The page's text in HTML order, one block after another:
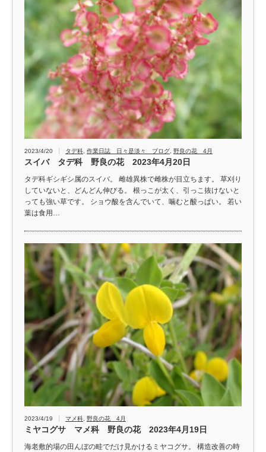
2023/4/20 タデ科 作業日誌 日々是淡々 ブログ 野良の花 4月
スイバ タデ科 野良の花 2023年4月20日
タデ科ギシギシ属のスイバ。 雌雄異株で雌株が目立ちます。 草刈り
していないと、どんどん伸びる。 根っこが太く、引っこ抜けないと
っても強い草です。 ショウ酸を含んでいて、噛むと酸っぱい。 若い
葉は食用…
2023/4/19 マメ科 野良の花 4月
ミヤコグサ マメ科 野良の花 2023年4月19日
海老敷的場の田んぼの畦でだけ見かけるミヤコグサ。 構造改善の時